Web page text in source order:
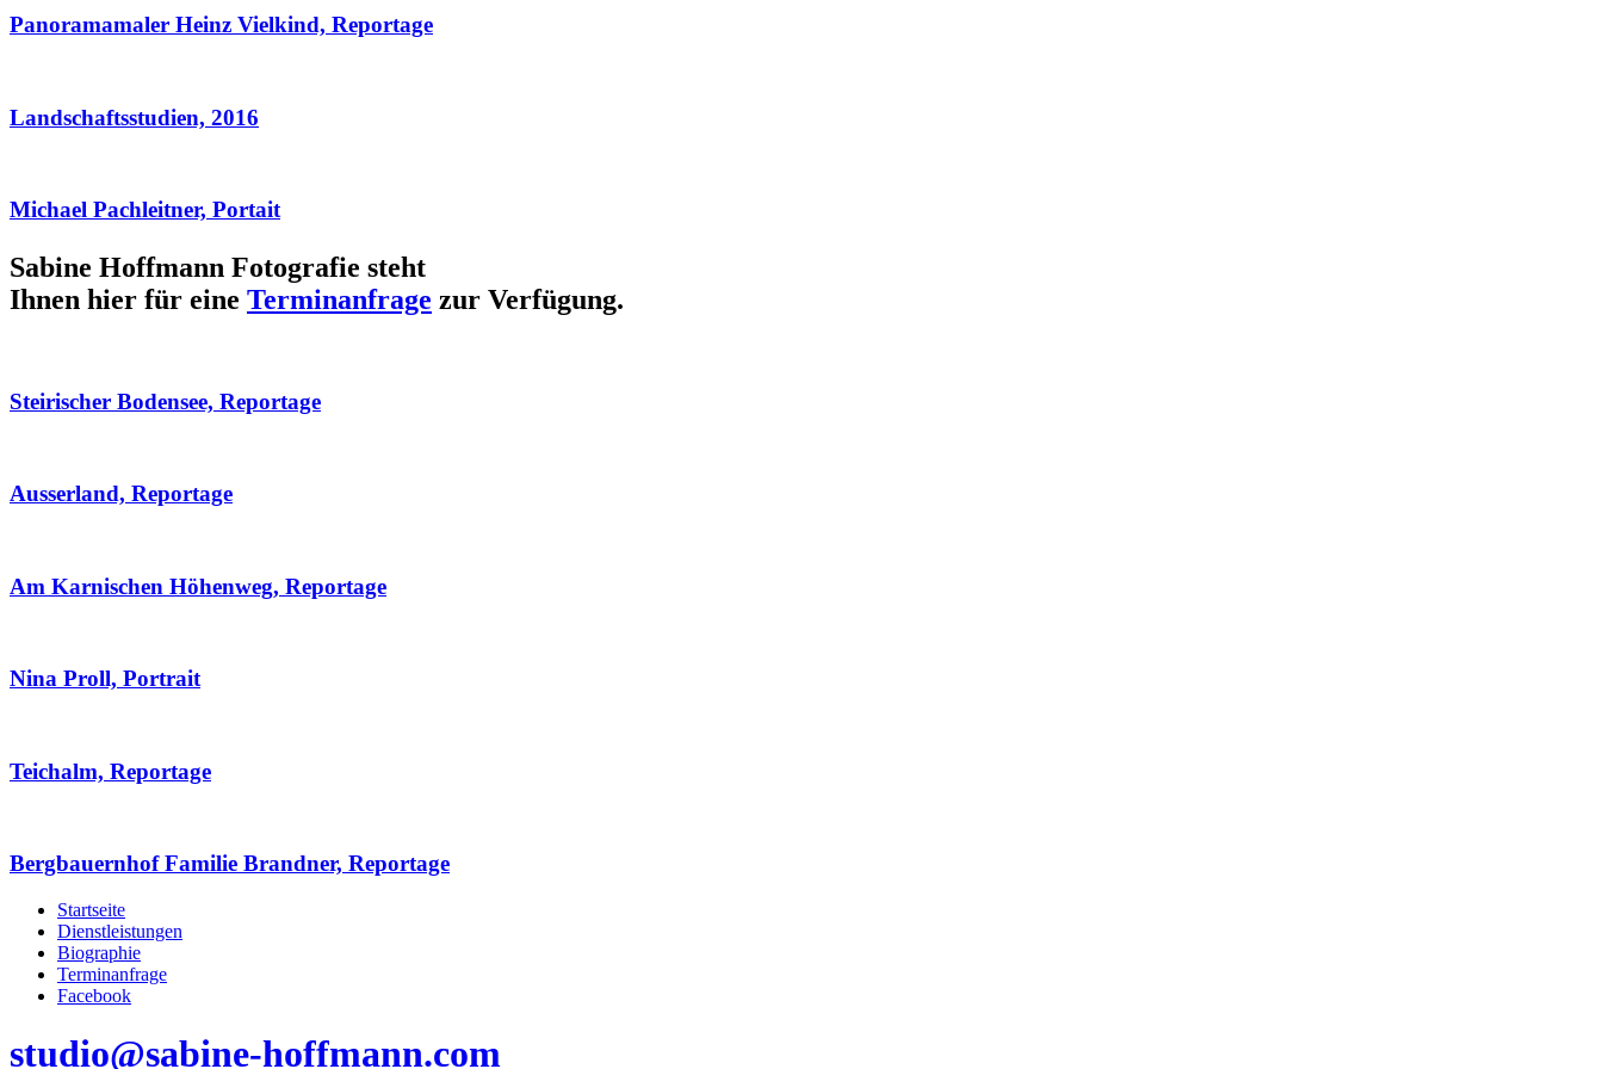
Panoramamaler Heinz Vielkind, Reportage
Landschaftsstudien, 2016
Michael Pachleitner, Portait
Sabine Hoffmann Fotografie steht
Ihnen hier für eine Terminanfrage zur Verfügung.
Steirischer Bodensee, Reportage
Ausserland, Reportage
Am Karnischen Höhenweg, Reportage
Nina Proll, Portrait
Teichalm, Reportage
Bergbauernhof Familie Brandner, Reportage
Startseite
Dienstleistungen
Biographie
Terminanfrage
Facebook
studio@sabine-hoffmann.com